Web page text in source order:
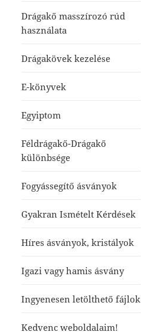
Drágakő masszírozó rúd
használata
Drágakövek kezelése
E-könyvek
Egyiptom
Féldrágakő-Drágakő
különbsége
Fogyássegítő ásványok
Gyakran Ismételt Kérdések
Híres ásványok, kristályok
Igazi vagy hamis ásvány
Ingyenesen letölthető fájlok
Kedvenc weboldalaim!